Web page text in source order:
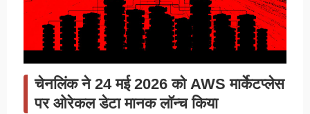
चेनलिंक ने 24 मई 2026 को AWS मार्केटप्लेस
पर ओरेकल डेटा मानक लॉन्च किया